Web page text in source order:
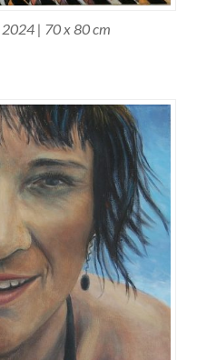
| 70 x 80 cm